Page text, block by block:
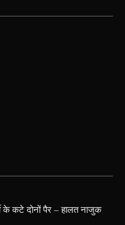
के कटे दोनों पैर – हालत नाजुक